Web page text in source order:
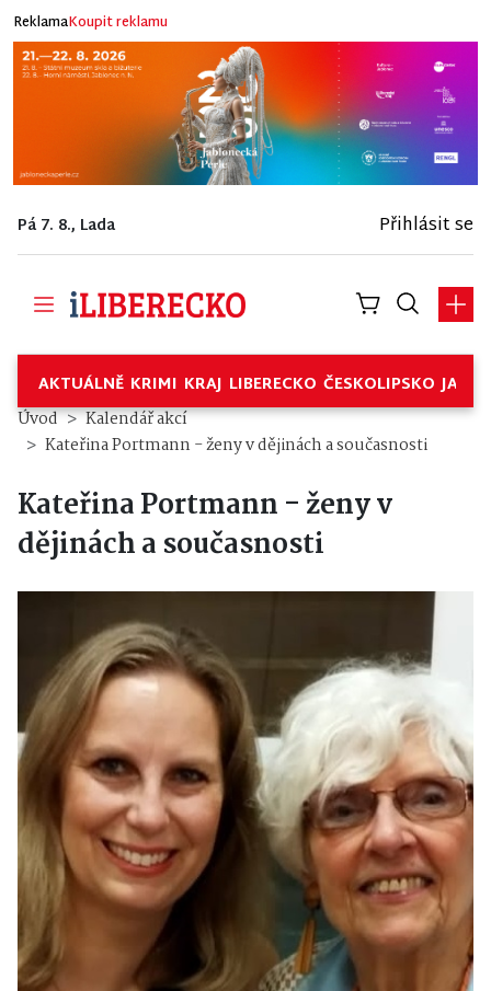
ReklamaKoupit reklamu
Pá 7. 8., Lada Přihlásit se
AKTUÁLNĚ KRIMI KRAJ LIBERECKO ČESKOLIPSKO
Úvod
Kalendář akcí
Kateřina Portmann - ženy v dějinách a současnosti
Kateřina Portmann - ženy v
dějinách a současnosti